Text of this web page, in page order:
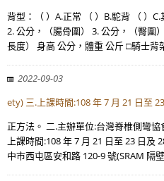
背型：（ ）A.正常 （ ）B.駝背 （ ）C.
2. 公分，（腸骨圍） 3. 公分，（臀圍
長度） 身高 公分，體重 公斤 □騎士背
2022-09-03
ety) 三.上課時間:108 年 7 月 21 日至
正方法。 二.主辦單位:台灣脊椎側彎協
上課時間:108 年 7 月 21 日至 23 日及
中市西屯區安和路 120-9 號(SRAM 隔